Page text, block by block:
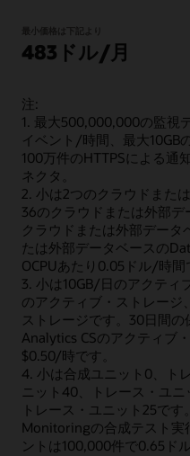
最小価格は下記より
483ドル/月
注:
1. 最大500,000,000の監視
イベント/時間、最大10GB
100万件のHTTPSによる通
ネクタ。
2. 小は2つのクラウドまた
36のクラウドまたは外部
クラウドまたは外部データ
たは外部データベースの
OCPUあたり0.05ドル/時間
3. 小は10GB/日のアクティ
のアクティブ・ストレージ
ストレージです。30日間
Analytics CSのアクティブ
$0.50/時です。
4. 小は合成ユニット0、ト
ニット40、トレース・ユニ
トレース・ユニット25で
Monitoringの合成テスト実
ントは100,000件で0.65ド